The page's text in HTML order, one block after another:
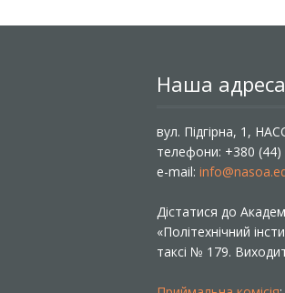
Наша адреса
вул. Підгірна, 1,
телефони: +380
e-mail:
Дістатися до
«Політехнічний
таксі № 179.